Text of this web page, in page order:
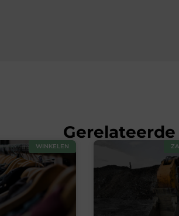
WINKELEN